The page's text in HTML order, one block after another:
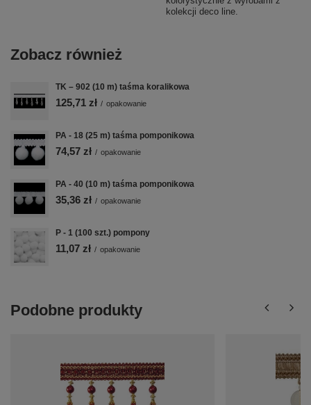
kolekcji deco line.
Zobacz również
TK – 902 (10 m) taśma koralikowa
125,71 zł / opakowanie
PA - 18 (25 m) taśma pomponikowa
74,57 zł / opakowanie
PA - 40 (10 m) taśma pomponikowa
35,36 zł / opakowanie
P - 1 (100 szt.) pompony
11,07 zł / opakowanie
Podobne produkty